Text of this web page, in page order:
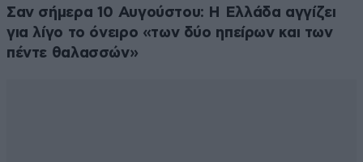
Σαν σήμερα 10 Αυγούστου: Η Ελλάδα αγγίζει
για λίγο το όνειρο «των δύο ηπείρων και των
πέντε θαλασσών»